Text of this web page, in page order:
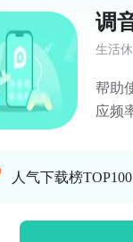
调
生活
帮助
应频
人气下载榜